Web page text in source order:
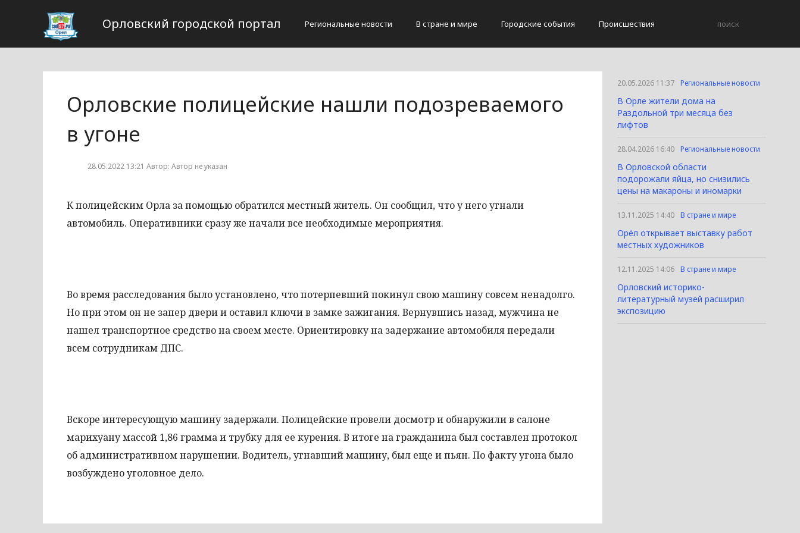
Орловский городской портал Региональные новости В стране и мире Городские события Происшествия
Орловские полицейские нашли подозреваемого
в угоне
28.05.2022 13:21 Автор: Автор не указан
К полицейским Орла за помощью обратился местный житель. Он сообщил, что у него угнали
автомобиль. Оперативники сразу же начали все необходимые мероприятия.
Во время расследования было установлено, что потерпевший покинул свою машину совсем ненадолго.
Но при этом он не запер двери и оставил ключи в замке зажигания. Вернувшись назад, мужчина не
нашел транспортное средство на своем месте. Ориентировку на задержание автомобиля передали
всем сотрудникам ДПС.
Вскоре интересующую машину задержали. Полицейские провели досмотр и обнаружили в салоне
марихуану массой 1,86 грамма и трубку для ее курения. В итоге на гражданина был составлен протокол
об административном нарушении. Водитель, угнавший машину, был еще и пьян. По факту угона было
возбуждено уголовное дело.
20.05.2026 11:37 Региональные новости
В Орле жители дома на
Раздольной три месяца без
лифтов
28.04.2026 16:40 Региональные новости
В Орловской области
подорожали яйца, но снизились
цены на макароны и иномарки
13.11.2025 14:40 В стране и мире
Орёл открывает выставку работ
местных художников
12.11.2025 14:06 В стране и мире
Орловский историко-
литературный музей расширил
экспозицию